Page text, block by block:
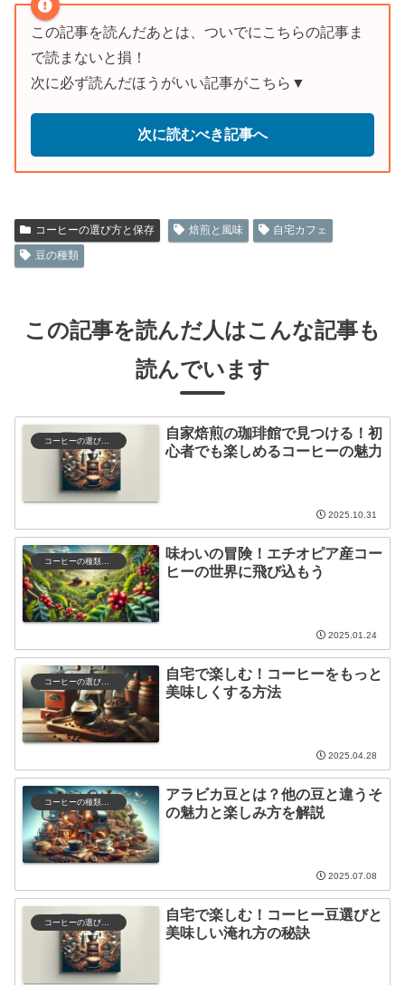
この記事を読んだあとは、ついでにこちらの記事ま
で読まないと損！
次に必ず読んだほうがいい記事がこちら▼
次に読むべき記事へ
コーヒーの選び方と保存 焙煎と風味
自宅カフェ
豆の種類
この記事を読んだ人はこんな記事も
読んでいます
コーヒーの選び方と保存
自家焙煎の珈琲館で見つける！初
心者でも楽しめるコーヒーの魅力
2025.10.31
コーヒーの種類と特徴
味わいの冒険！エチオピア産コー
ヒーの世界に飛び込もう
2025.01.24
コーヒーの選び方と保存
自宅で楽しむ！コーヒーをもっと
美味しくする方法
2025.04.28
コーヒーの種類と特徴
アラビカ豆とは？他の豆と違うそ
の魅力と楽しみ方を解説
2025.07.08
コーヒーの選び方と保存
自宅で楽しむ！コーヒー豆選びと
美味しい淹れ方の秘訣